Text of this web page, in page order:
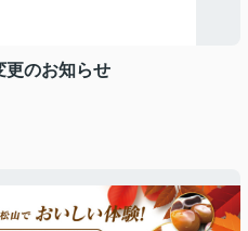
更のお知らせ